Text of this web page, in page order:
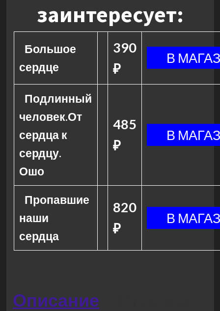
заинтересует:
Большое
сердце
390
₽
Подлинный
человек.От
сердца к
сердцу.
Ошо
485
₽
Пропавшие
наши
сердца
820
₽
Описание